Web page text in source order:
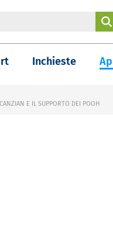
Inchieste
E IL SUPPORTO DEI POOH